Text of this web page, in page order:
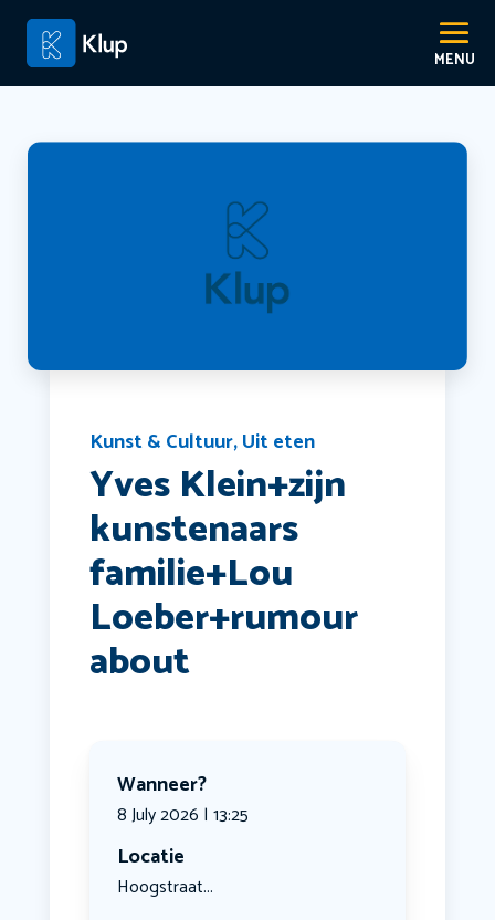
Kunst & Cultuur,Uit eten
Yves Klein+zijn
kunstenaars
familie+Lou
Loeber+rumour
about
Wanneer?
8 July 2026 | 13:25
Locatie
Hoogstraat...